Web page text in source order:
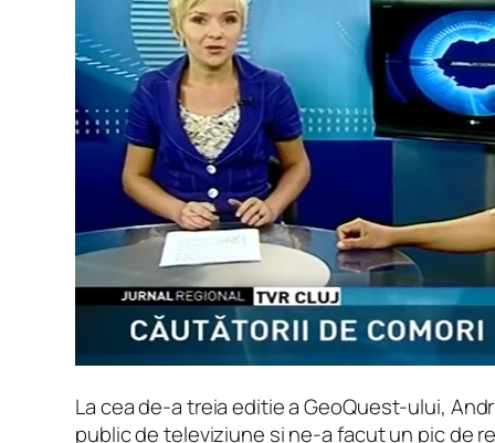
La cea de-a treia editie a GeoQuest-ului,
public de televiziune si ne-a facut un pic de